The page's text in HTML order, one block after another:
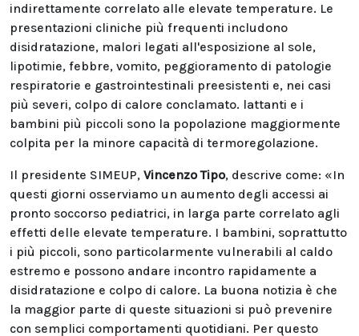
indirettamente correlato alle elevate temperature. Le
presentazioni cliniche più frequenti includono
disidratazione, malori legati all'esposizione al sole,
lipotimie, febbre, vomito, peggioramento di patologie
respiratorie e gastrointestinali preesistenti e, nei casi
più severi, colpo di calore conclamato. lattanti e i
bambini più piccoli sono la popolazione maggiormente
colpita per la minore capacità di termoregolazione.
Il presidente SIMEUP, Vincenzo Tipo, descrive come: «In
questi giorni osserviamo un aumento degli accessi ai
pronto soccorso pediatrici, in larga parte correlato agli
effetti delle elevate temperature. I bambini, soprattutto
i più piccoli, sono particolarmente vulnerabili al caldo
estremo e possono andare incontro rapidamente a
disidratazione e colpo di calore. La buona notizia è che
la maggior parte di queste situazioni si può prevenire
con semplici comportamenti quotidiani. Per questo